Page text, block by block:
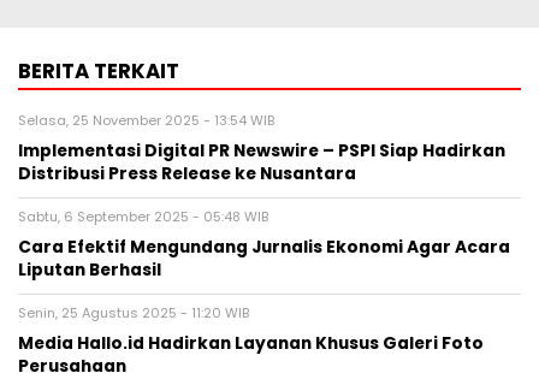
BERITA TERKAIT
Selasa, 25 November 2025 - 13:54 WIB
Implementasi Digital PR Newswire – PSPI Siap Hadirkan
Distribusi Press Release ke Nusantara
Sabtu, 6 September 2025 - 05:48 WIB
Cara Efektif Mengundang Jurnalis Ekonomi Agar Acara
Liputan Berhasil
Senin, 25 Agustus 2025 - 11:20 WIB
Media Hallo.id Hadirkan Layanan Khusus Galeri Foto
Perusahaan